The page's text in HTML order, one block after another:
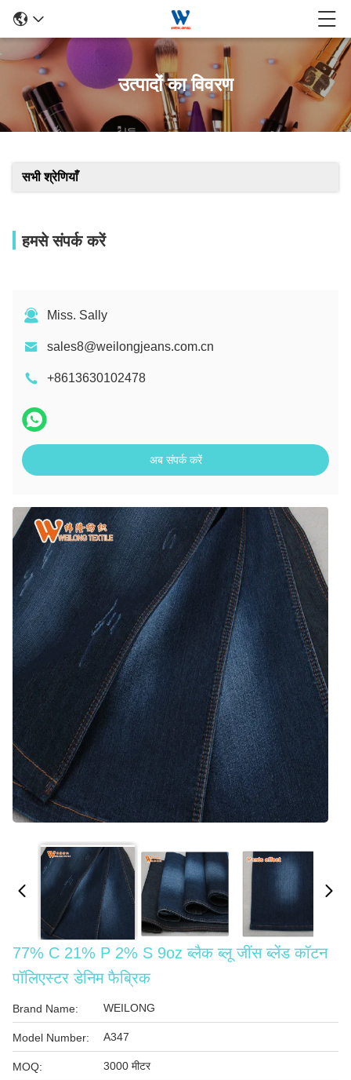
उत्पादों का विवरण
सभी श्रेणियाँ
हमसे संपर्क करें
Miss. Sally
sales8@weilongjeans.com.cn
+8613630102478
अब संपर्क करें
77% C 21% P 2% S 9oz ब्लैक ब्लू जींस ब्लेंड कॉटन
पॉलिएस्टर डेनिम फैब्रिक
Brand Name: WEILONG
Model Number: A347
MOQ: 3000 मीटर